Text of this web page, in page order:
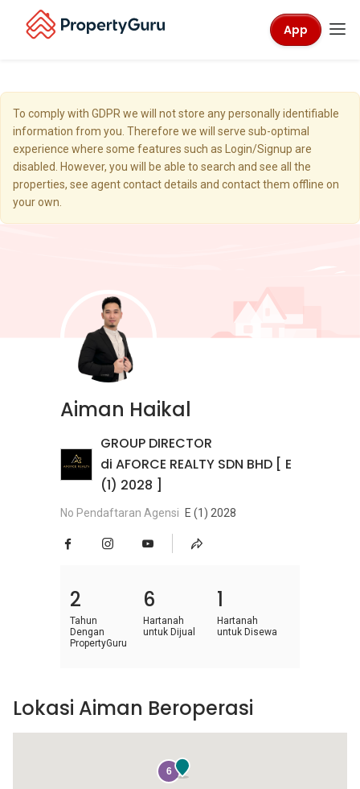
App
To comply with GDPR we will not store any personally identifiable
information from you. Therefore we will serve sub-optimal
experience where some features such as Login/Signup are
disabled. However, you will be able to search and see all the
properties, see agent contact details and contact them offline on
your own.
Aiman Haikal
GROUP DIRECTOR
di AFORCE REALTY SDN BHD [ E
(1) 2028 ]
No Pendaftaran Agensi E (1) 2028
2
Tahun
Dengan
PropertyGuru
6
Hartanah
untuk Dijual
1
Hartanah
untuk Disewa
6
Lokasi Aiman Beroperasi